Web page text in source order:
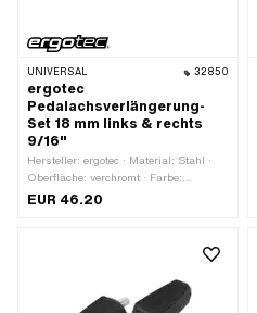
UNIVERSAL 32850
ergotec
Pedalachsverlängerung-
Set 18 mm links & rechts
9/16"
Hersteller: ergotec · Material: Stahl ·
Oberfläche: verchromt · Farbe:
anthrazit · Gewindeart: FG14.3 (9/16"
EUR 46.20